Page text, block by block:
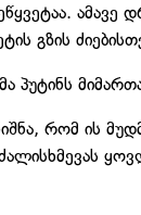
ამავე
გზის
პუტინს
რომ ის